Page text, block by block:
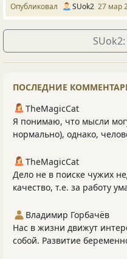
Опубликовал SUok2 27 мар
ПОСЛЕДНИЕ
TheMagicCat
Я понимаю, что мысли
нормально), однако,
TheMagicCat
Дело не в поиске чужих
качество, т.е. за работу
Владимир Горбачёв
Нас в жизни движут
собой. Развитие